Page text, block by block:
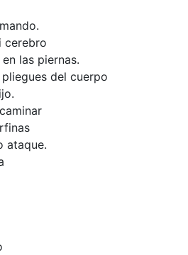
cerebro
las piernas.
del cuerpo
ataque.